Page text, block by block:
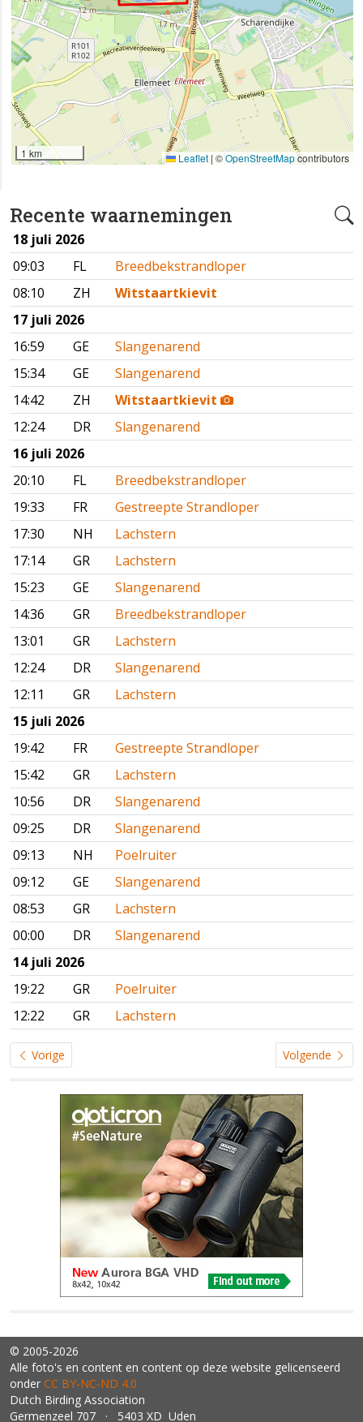
Recente waarnemingen
18 juli 2026
09:03
FL
Breedbekstrandloper
08:10
ZH
Witstaartkievit
17 juli 2026
16:59
GE
Slangenarend
15:34
GE
Slangenarend
14:42
ZH
Witstaartkievit
12:24
DR
Slangenarend
16 juli 2026
20:10
FL
Breedbekstrandloper
19:33
FR
Gestreepte Strandloper
17:30
NH
Lachstern
17:14
GR
Lachstern
15:23
GE
Slangenarend
14:36
GR
Breedbekstrandloper
13:01
GR
Lachstern
12:24
DR
Slangenarend
12:11
GR
Lachstern
15 juli 2026
19:42
FR
Gestreepte Strandloper
15:42
GR
Lachstern
10:56
DR
Slangenarend
09:25
DR
Slangenarend
09:13
NH
Poelruiter
09:12
GE
Slangenarend
08:53
GR
Lachstern
00:00
DR
Slangenarend
14 juli 2026
19:22
GR
Poelruiter
12:22
GR Lachstern
Vorige Volgende
1 km Leaflet | ©OpenStreetMapcontributors
© 2005-2026
Alle foto's en content en content op deze website gelicenseerd
onder CC BY‑NC‑ND 4.0
Dutch Birding Association
Germenzeel 707 · 5403 XD Uden